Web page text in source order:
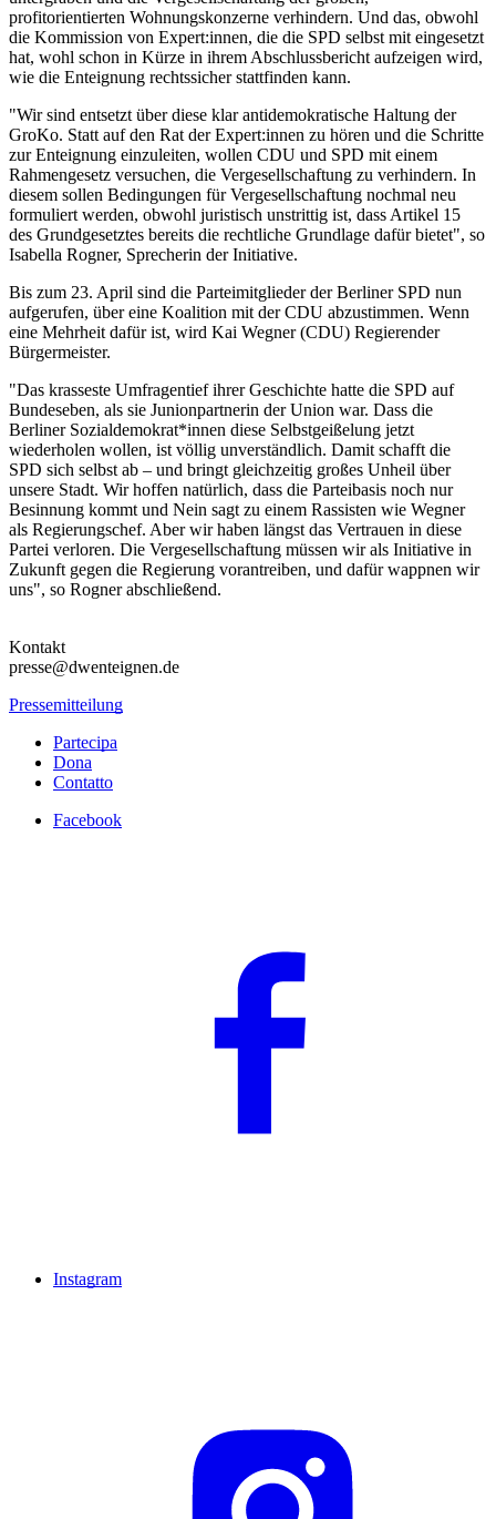
profitorientierten Wohnungskonzerne verhindern. Und das, obwohl
die Kommission von Expert:innen, die die SPD selbst mit eingesetzt
hat, wohl schon in Kürze in ihrem Abschlussbericht aufzeigen wird,
wie die Enteignung rechtssicher stattfinden kann.
"Wir sind entsetzt über diese klar antidemokratische Haltung der
GroKo. Statt auf den Rat der Expert:innen zu hören und die Schritte
zur Enteignung einzuleiten, wollen CDU und SPD mit einem
Rahmengesetz versuchen, die Vergesellschaftung zu verhindern. In
diesem sollen Bedingungen für Vergesellschaftung nochmal neu
formuliert werden, obwohl juristisch unstrittig ist, dass Artikel 15
des Grundgesetztes bereits die rechtliche Grundlage dafür bietet", so
Isabella Rogner, Sprecherin der Initiative.
Bis zum 23. April sind die Parteimitglieder der Berliner SPD nun
aufgerufen, über eine Koalition mit der CDU abzustimmen. Wenn
eine Mehrheit dafür ist, wird Kai Wegner (CDU) Regierender
Bürgermeister.
"Das krasseste Umfragentief ihrer Geschichte hatte die SPD auf
Bundeseben, als sie Junionpartnerin der Union war. Dass die
Berliner Sozialdemokrat*innen diese Selbstgeißelung jetzt
wiederholen wollen, ist völlig unverständlich. Damit schafft die
SPD sich selbst ab – und bringt gleichzeitig großes Unheil über
unsere Stadt. Wir hoffen natürlich, dass die Parteibasis noch nur
Besinnung kommt und Nein sagt zu einem Rassisten wie Wegner
als Regierungschef. Aber wir haben längst das Vertrauen in diese
Partei verloren. Die Vergesellschaftung müssen wir als Initiative in
Zukunft gegen die Regierung vorantreiben, und dafür wappnen wir
uns", so Rogner abschließend.
Kontakt
presse@dwenteignen.de
Pressemitteilung
Partecipa
Dona
Contatto
Facebook
Instagram